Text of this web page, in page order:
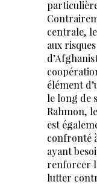
centrale,
aux
élément
le long de
Rahmon,
est
confronté
ayant
renforcer
lutter